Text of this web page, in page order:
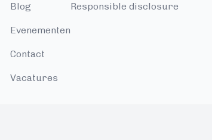
blog
evenementen
contact
vacatures
Responsible disclosure